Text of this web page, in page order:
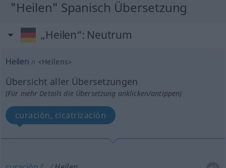
"Heilen" Spanisch Übersetzung
„Heilen“: Neutrum
Heilen n <Heilens>
Übersicht aller Übersetzungen
(Für mehr Details die Übersetzung anklicken/antippen)
curación, cicatrización